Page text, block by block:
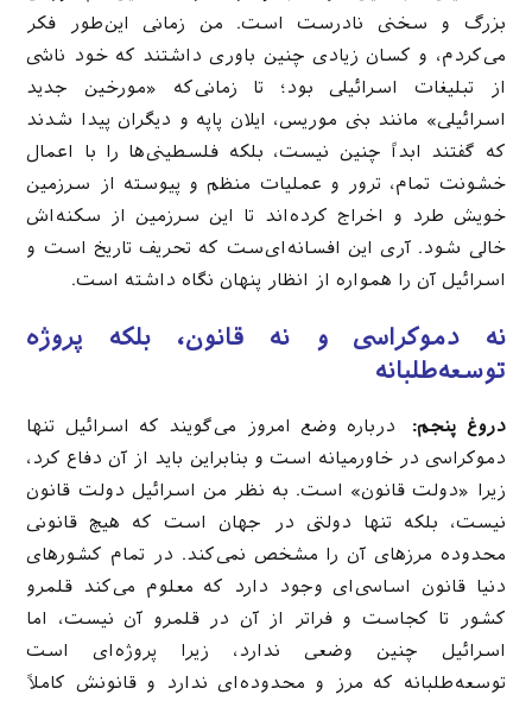
بزرگ و سخنی نادرست است. من زمانی این‌طور فکر
می‌کردم، و کسان زیادی چنین باوری داشتند که خود ناشی
از تبلیغات اسرائیلی بود؛ تا زمانی‌که «مورخین جدید
اسرائیلی» مانند بنی موریس، ایلان پاپه و دیگران پیدا شدند
که گفتند ابداً چنین نیست، بلکه فلسطینی‌ها را با اعمال
خشونت تمام، ترور و عملیات منظم و پیوسته از سرزمین
خویش طرد و اخراج کرده‌اند تا این سرزمین از سکنه‌اش
خالی شود. آری این افسانه‌ای‌ست که تحریف تاریخ است و
اسرائیل آن را همواره از انظار پنهان نگاه داشته است.
نه دموكراسی و نه قانون، بلكه پروژه
توسعه‌طلبانه
دروغ پنجم:
درباره وضع امروز می‌گویند که اسرائیل تنها
دموکراسی در خاورمیانه است و بنابراین باید از آن دفاع کرد،
زیرا «دولت قانون» است. به نظر من اسرائیل دولت قانون
نیست، بلکه تنها دولتی در جهان است که هیچ قانونی
محدوده مرزهای آن را مشخص نمی‌کند. در تمام کشورهای
دنیا قانون اساسی‌ای وجود دارد که معلوم می‌کند قلمرو
کشور تا کجاست و فراتر از آن در قلمرو آن نیست، اما
اسرائیل چنین وضعی ندارد، زیرا پروژه‌ای است
توسعه‌طلبانه که مرز و محدوده‌ای ندارد و قانونش کاملاً